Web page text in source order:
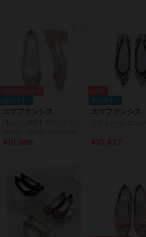
ンク、パイソン
特徴
シューズ
/ ラ
¥888ｸｰﾎﾟﾝ
エマフランシス
¥10,990
¥888ｸｰﾎﾟﾝ
エマフランシス
¥10,472